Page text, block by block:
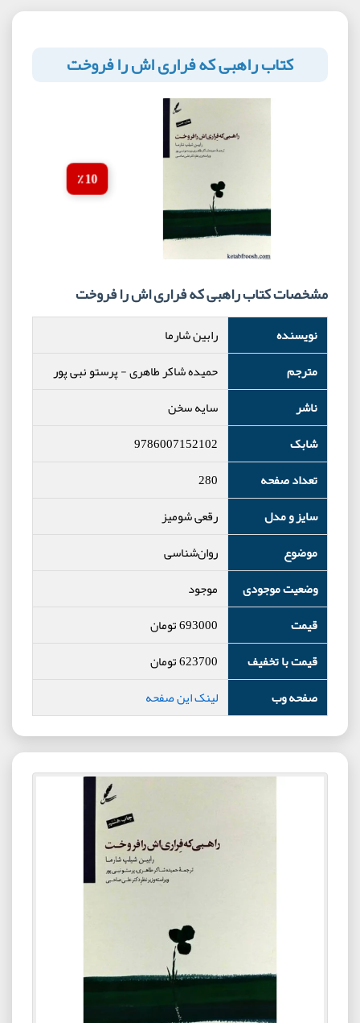
کتاب راهبی که فراری اش را فروخت
10 ٪
مشخصات کتاب راهبی که فراری اش را فروخت
نویسنده
رابین شارما
مترجم
حمیده شاکر طاهری - پرستو نبی پور
ناشر
سایه سخن
شابک
9786007152102
تعداد صفحه
280
سایز و مدل
رقعی شومیز
موضوع
روان‌شناسی
وضعیت موجودی
موجود
قیمت
693000تومان
قیمت با تخفیف
623700تومان
صفحه وب
لینک این صفحه